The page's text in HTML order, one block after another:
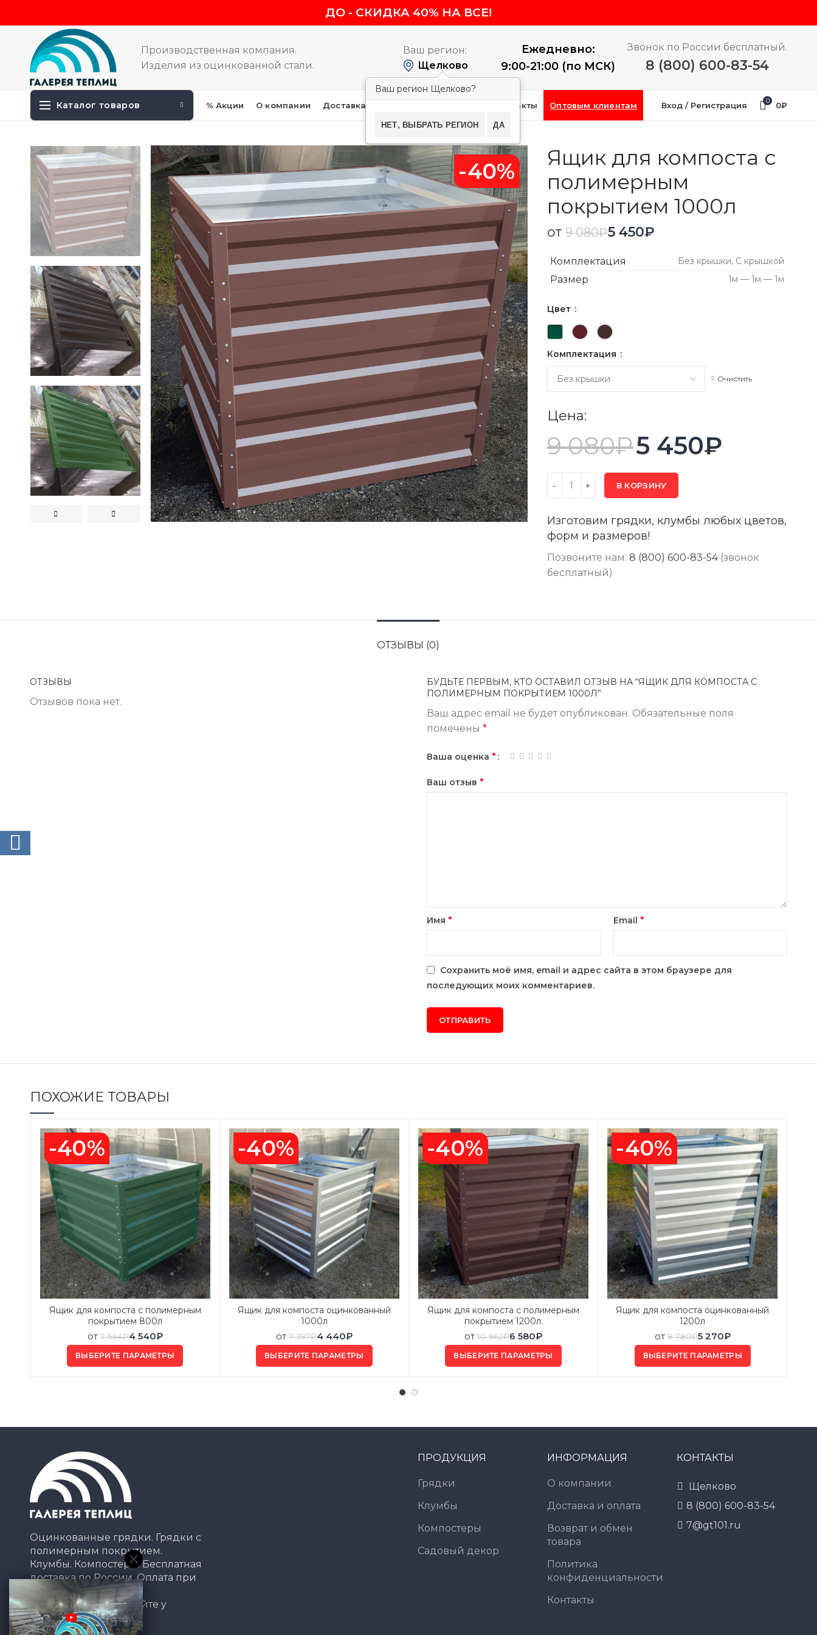
ДО - СКИДКА 40% НА ВСЕ!
Производственная компания.
Изделия из оцинкованной стали.
Ваш регион:
Щелково
Ваш регион Щелково?
НЕТ, ВЫБРАТЬ РЕГИОН ДА
Ежедневно:
9:00-21:00 (по МСК)
Звонок по России бесплатный.
8 (800) 600-83-54
Каталог товаров % Акции О компании Доставка и оплата Контакты Оптовым клиентам Вход / Регистрация 0 0₽
-40%
Ящик для компоста с
полимерным
покрытием 1000л
от 9 080₽5 450₽
Комплектация Без крышки, С крышкой
Размер 1м — 1м — 1м
Цвет
Комплектация
Очистить
Цена:
9 080₽5 450₽
В КОРЗИНУ
Изготовим грядки, клумбы любых цветов,
форм и размеров!
Позвоните нам: 8 (800) 600-83-54(звонок
бесплатный)
ОТЗЫВЫ (0)
ОТЗЫВЫ
Отзывов пока нет.
БУДЬТЕ ПЕРВЫМ, КТО ОСТАВИЛ ОТЗЫВ НА “ЯЩИК ДЛЯ КОМПОСТА С
ПОЛИМЕРНЫМ ПОКРЫТИЕМ 1000Л”
Ваш адрес email не будет опубликован. Обязательные поля
помечены *
Ваша оценка *
Ваш отзыв *
Имя * Email *
Сохранить моё имя, email и адрес сайта в этом браузере для
последующих моих комментариев.
ПОХОЖИЕ ТОВАРЫ
-40%
Ящик для компоста с полимерным
покрытием 800л
от 7 564₽4 540₽
ВЫБЕРИТЕ ПАРАМЕТРЫ
-40%
Ящик для компоста оцинкованный
1000л
от 7 397₽4 440₽
ВЫБЕРИТЕ ПАРАМЕТРЫ
-40%
Ящик для компоста с полимерным
покрытием 1200л.
от 10 962₽6 580₽
ВЫБЕРИТЕ ПАРАМЕТРЫ
-40%
Ящик для компоста оцинкованный
1200л
от 8 780₽5 270₽
ВЫБЕРИТЕ ПАРАМЕТРЫ
Оцинкованные грядки. Грядки с
полимерным покрытием.
Клумбы. Компостеры. Бесплатная
доставка по России. Оплата при
получении.
*Подробности уточняйте у
менеджера
ПРОДУКЦИЯ
Грядки
Клумбы
Компостеры
Садовый декор
ИНФОРМАЦИЯ
О компании
Доставка и оплата
Возврат и обмен
товара
Политика
конфиденциальности
Контакты
КОНТАКТЫ
Щелково
8 (800) 600-83-54
7@gt101.ru